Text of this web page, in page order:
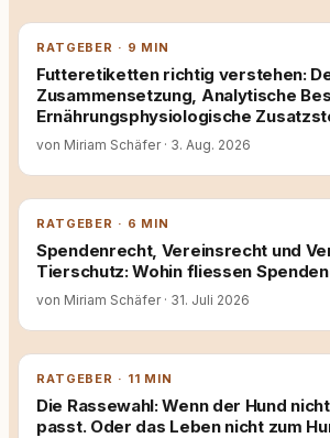
RATGEBER · 9 MIN
Futteretiketten richtig verstehen:
Zusammensetzung, Analytische
Ernährungsphysiologische
von Miriam Schäfer · 3. Aug. 2026
RATGEBER · 6 MIN
Spendenrecht, Vereinsrecht und
Tierschutz: Wohin fliessen
von Miriam Schäfer · 31. Juli 2026
RATGEBER · 11 MIN
Die Rassewahl: Wenn der Hund
passt. Oder das Leben nicht zum